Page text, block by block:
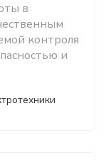
в
контроля
и